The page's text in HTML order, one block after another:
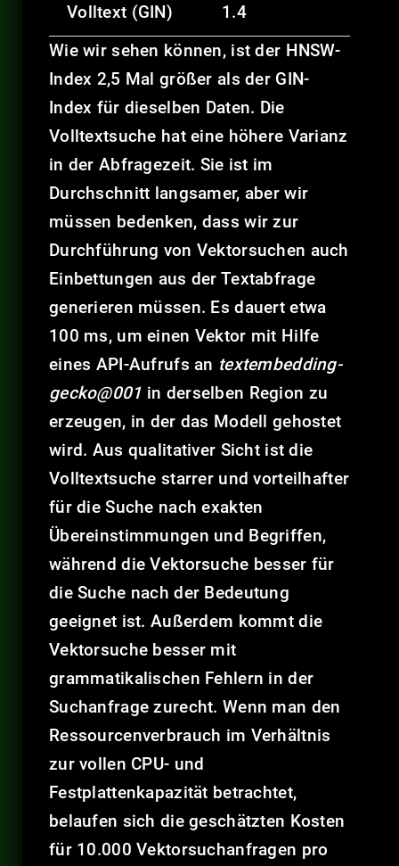
Volltext (GIN)
1.4
Wie wir sehen können, ist der HNSW-
Index 2,5 Mal größer als der GIN-
Index für dieselben Daten. Die
Volltextsuche hat eine höhere Varianz
in der Abfragezeit. Sie ist im
Durchschnitt langsamer, aber wir
müssen bedenken, dass wir zur
Durchführung von Vektorsuchen auch
Einbettungen aus der Textabfrage
generieren müssen. Es dauert etwa
100 ms, um einen Vektor mit Hilfe
eines API-Aufrufs an textembedding-
gecko@001 in derselben Region zu
erzeugen, in der das Modell gehostet
wird. Aus qualitativer Sicht ist die
Volltextsuche starrer und vorteilhafter
für die Suche nach exakten
Übereinstimmungen und Begriffen,
während die Vektorsuche besser für
die Suche nach der Bedeutung
geeignet ist. Außerdem kommt die
Vektorsuche besser mit
grammatikalischen Fehlern in der
Suchanfrage zurecht. Wenn man den
Ressourcenverbrauch im Verhältnis
zur vollen CPU- und
Festplattenkapazität betrachtet,
belaufen sich die geschätzten Kosten
für 10.000 Vektorsuchanfragen pro